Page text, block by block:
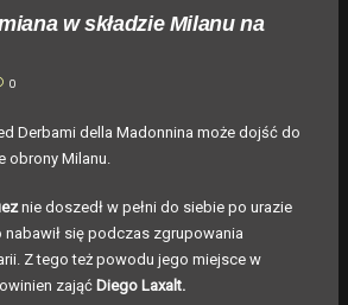
w składzie Milanu na
0
Derbami della Madonnina może dojść do
obrony Milanu.
nie doszedł w pełni do siebie po urazie
się podczas zgrupowania
Z tego też powodu jego miejsce w
zająć Diego Laxalt.